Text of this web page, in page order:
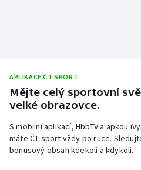
APLIKACE ČT SPORT
Mějte celý sportovní
velké obrazovce.
S mobilní aplikací, HbbTV a apkou
máte ČT sport vždy po ruce.
bonusový obsah kdekoli a kdykoli.